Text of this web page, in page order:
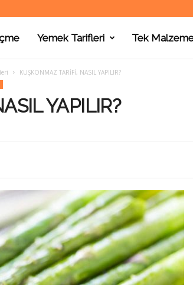
Yemek Tarifleri Tek
KUŞKONMAZ TARİFİ, NASIL YAPILIR?
YAPILIR?